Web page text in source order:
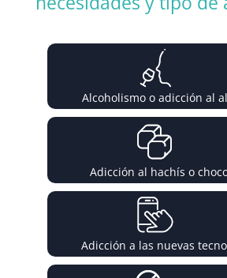
Alcoholismo o adicción al
Adicción al hachís o
Adicción a las nuevas